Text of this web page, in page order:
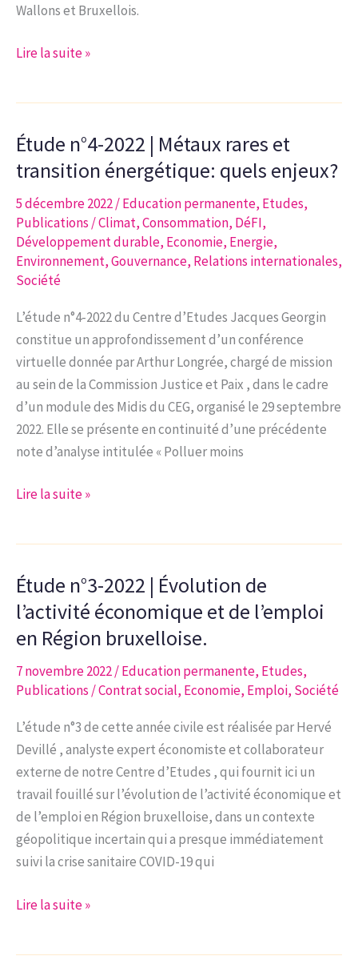
Wallons et Bruxellois.
Note
|
Synthèse
la
journée
d’intelligence
collective
25
septembre
2022.
Lire la suite »
Étude n°4-2022 | Métaux rares et
transition énergétique: quels enjeux?
5 décembre 2022/Education permanente, Etudes,
Publications /Climat,Consommation, DéFI,
Développement durable, Economie, Energie,
Environnement,Gouvernance, Relations internationales,
Société
L’étude n°4-2022 du Centre d’Etudes Jacques Georgin
constitue un approfondissement d’un conférence
virtuelle donnée par Arthur Longrée, chargé de mission
au sein de la Commission Justice et Paix , dans le cadre
d’un module des Midis du CEG, organisé le 29 septembre
2022. Elle se présente en continuité d’une précédente
note d’analyse intitulée « Polluer moins
Étude
Métaux
rares
transition
énergétique:
quels
enjeux?
Lire la suite »
Étude n°3-2022 | Évolution de
l’activité économique et de l’emploi
en Région bruxelloise.
7 novembre 2022/Education permanente, Etudes,
Publications /Contrat social, Economie, Emploi, Société
L’étude n°3 de cette année civile est réalisée par Hervé
Devillé , analyste expert économiste et collaborateur
externe de notre Centre d’Etudes , qui fournit ici un
travail fouillé sur l’évolution de l’activité économique et
de l’emploi en Région bruxelloise, dans un contexte
géopolitique incertain qui a presque immédiatement
suivi la crise sanitaire COVID-19 qui
Étude
Lire la suite »